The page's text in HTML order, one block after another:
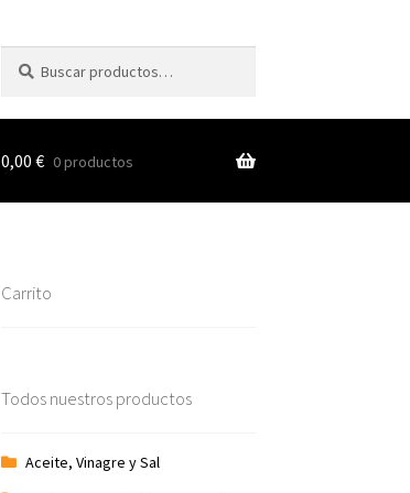
por:
0,00 € 0 productos
Carrito
Todos nuestros productos
Aceite, Vinagre y Sal